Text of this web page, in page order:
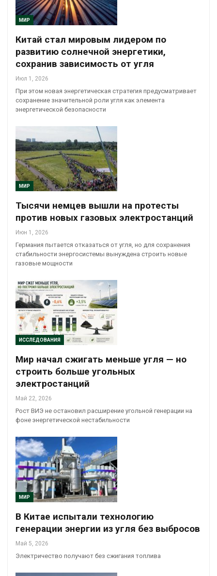
МИР
Китай стал мировым лидером по
развитию солнечной энергетики,
сохранив зависимость от угля
Июл 1, 2026
При этом новая энергетическая стратегия предусматривает
сохранение значительной роли угля как элемента
энергетической безопасности
МИР
Тысячи немцев вышли на протесты
против новых газовых электростанций
Июн 1, 2026
Германия пытается отказаться от угля, но для сохранения
стабильности энергосистемы вынуждена строить новые
газовые мощности
ИССЛЕДОВАНИЯ
Мир начал сжигать меньше угля — но
строить больше угольных
электростанций
Май 22, 2026
Рост ВИЭ не остановил расширение угольной генерации на
фоне энергетической нестабильности
МИР
В Китае испытали технологию
генерации энергии из угля без выбросов
Май 5, 2026
Электричество получают без сжигания топлива